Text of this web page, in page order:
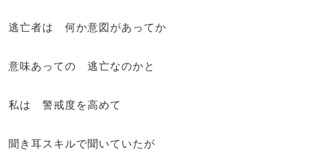
逃亡者は 何か意図があってか
意味あっての 逃亡なのかと
私は 警戒度を高めて
聞き耳スキルで聞いていたが